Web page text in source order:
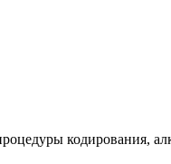
кодирования,